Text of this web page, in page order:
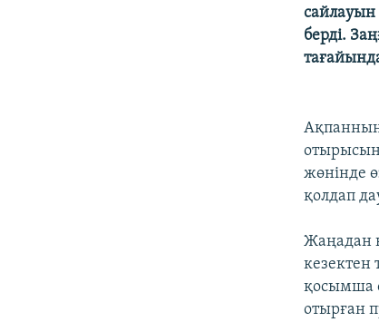
сайлауын
берді.
Ақпанның
жөнінде
қолдап
Жаңадан
кезектен
қосымша
отырған